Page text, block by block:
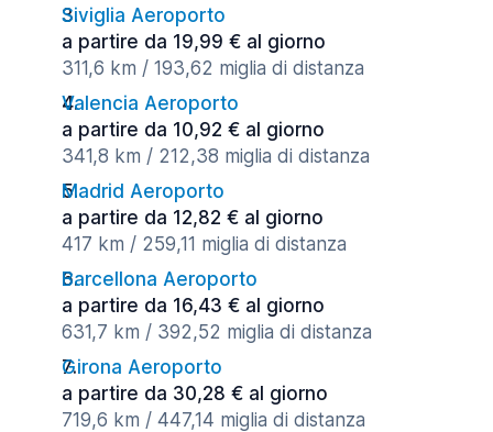
Siviglia Aeroporto
a partire da 19,99 € al giorno
311,6 km / 193,62 miglia di distanza
Valencia Aeroporto
a partire da 10,92 € al giorno
341,8 km / 212,38 miglia di distanza
Madrid Aeroporto
a partire da 12,82 € al giorno
417 km / 259,11 miglia di distanza
Barcellona Aeroporto
a partire da 16,43 € al giorno
631,7 km / 392,52 miglia di distanza
Girona Aeroporto
a partire da 30,28 € al giorno
719,6 km / 447,14 miglia di distanza